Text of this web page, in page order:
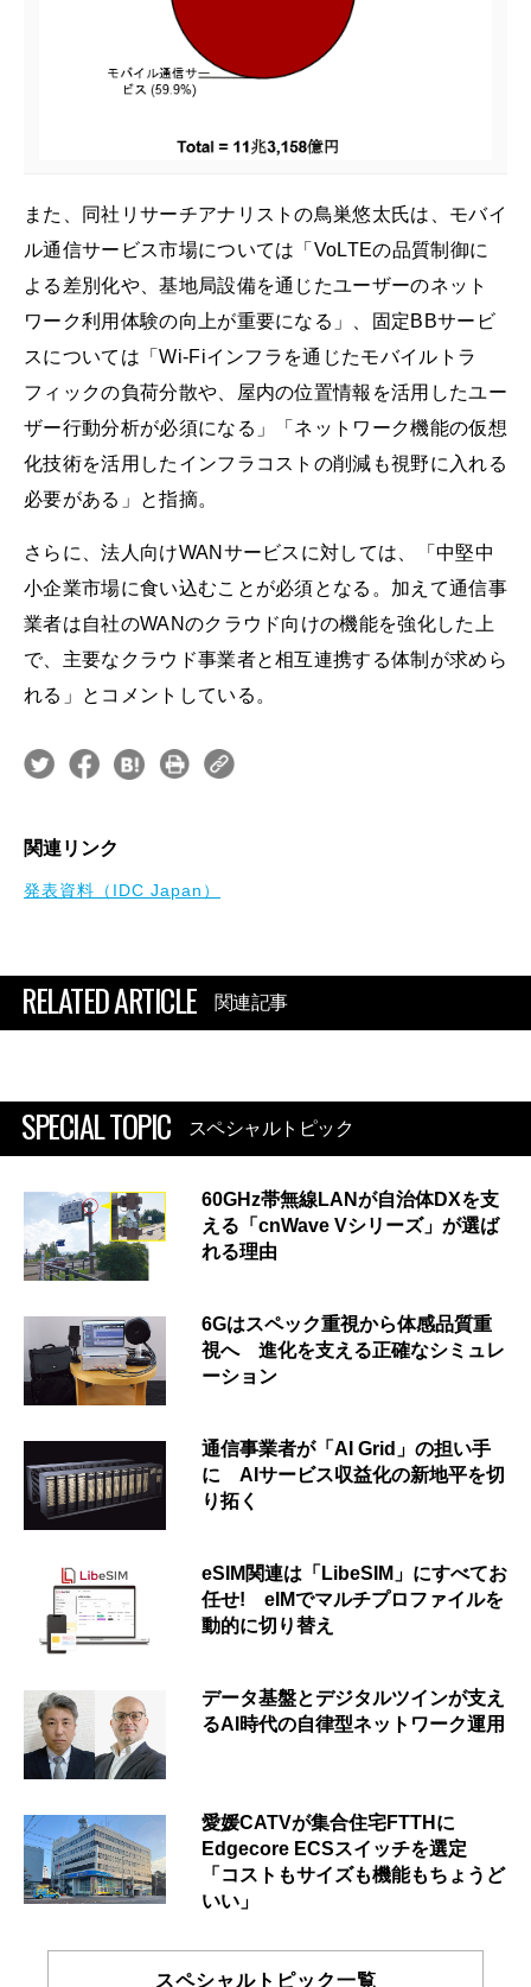
また、同社リサーチアナリストの鳥巣悠太氏は、モバイ
ル通信サービス市場については「VoLTEの品質制御に
よる差別化や、基地局設備を通じたユーザーのネット
ワーク利用体験の向上が重要になる」、固定BBサービ
スについては「Wi-Fiインフラを通じたモバイルトラ
フィックの負荷分散や、屋内の位置情報を活用したユー
ザー行動分析が必須になる」「ネットワーク機能の仮想
化技術を活用したインフラコストの削減も視野に入れる
必要がある」と指摘。
さらに、法人向けWANサービスに対しては、「中堅中
小企業市場に食い込むことが必須となる。加えて通信事
業者は自社のWANのクラウド向けの機能を強化した上
で、主要なクラウド事業者と相互連携する体制が求めら
れる」とコメントしている。
関連リンク
発表資料（IDC Japan）
RELATED ARTICLE 関連記事
SPECIAL TOPIC スペシャルトピック
60GHz帯無線LANが自治体DXを支
える「cnWave Vシリーズ」が選ば
れる理由
6Gはスペック重視から体感品質重
視へ 進化を支える正確なシミュレ
ーション
通信事業者が「AI Grid」の担い手
に AIサービス収益化の新地平を切
り拓く
eSIM関連は「LibeSIM」にすべてお
任せ! eIMでマルチプロファイルを
動的に切り替え
データ基盤とデジタルツインが支え
るAI時代の自律型ネットワーク運用
愛媛CATVが集合住宅FTTHに
Edgecore ECSスイッチを選定
「コストもサイズも機能もちょうど
いい」
スペシャルトピック一覧